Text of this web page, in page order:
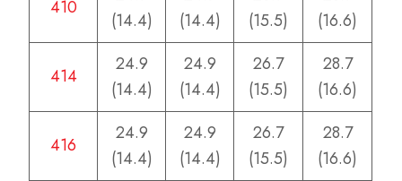
410
(14.4)
(14.4)
(15.5)
(16.6)
414
24.9
(14.4)
24.9
(14.4)
26.7
(15.5)
28.7
(16.6)
416
24.9
(14.4)
24.9
(14.4)
26.7
(15.5)
28.7
(16.6)